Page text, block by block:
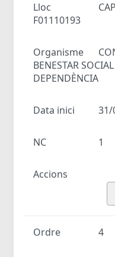
Lloc
F01110193
Organisme
BENESTAR
DEPENDÈNCIA
Data inici 31/
NC 1
Accions
Ordre 4